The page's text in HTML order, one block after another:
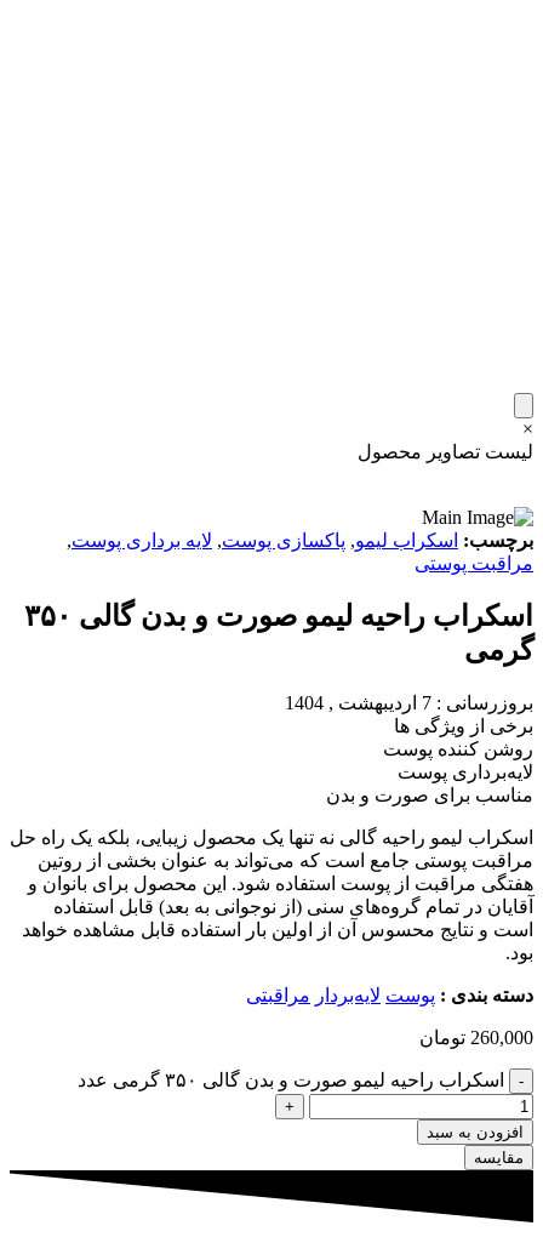
×
لیست تصاویر محصول
برچسب: اسکراب لیمو, پاکسازی پوست, لایه برداری پوست,
مراقبت پوستی
اسکراب راحیه لیمو صورت و بدن گالی ۳۵۰
گرمی
بروزرسانی : 7 اردیبهشت , 1404
برخی از ویژگی ها
روشن کننده پوست
لایه‌برداری پوست
مناسب برای صورت و بدن
اسکراب لیمو راحیه گالی نه تنها یک محصول زیبایی، بلکه یک راه حل
مراقبت پوستی جامع است که می‌تواند به عنوان بخشی از روتین
هفتگی مراقبت از پوست استفاده شود. این محصول برای بانوان و
آقایان در تمام گروه‌های سنی (از نوجوانی به بعد) قابل استفاده
است و نتایج محسوس آن از اولین بار استفاده قابل مشاهده خواهد
بود.
دسته بندی : پوست لایه‌بردار مراقبتی
260,000 تومان
- اسکراب راحیه لیمو صورت و بدن گالی ۳۵۰ گرمی عدد
+
افزودن به سبد
مقایسه